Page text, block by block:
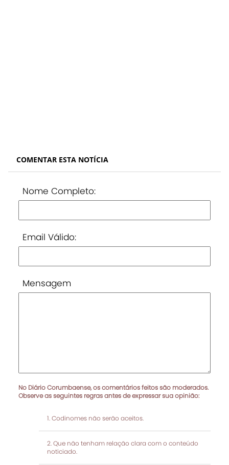
COMENTAR ESTA NOTÍCIA
Nome Completo:
Email Válido:
Mensagem
No Diário Corumbaense, os comentários feitos são moderados.
Observe as seguintes regras antes de expressar sua opinião:
Codinomes não serão aceitos.
Que não tenham relação clara com o conteúdo
noticiado.